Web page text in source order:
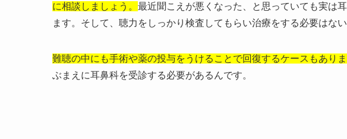
に相談しましょう。 最近聞こえが悪くなった、と思っていても実は
ます。そして、聴力をしっかり検査してもらい治療をする必要はな
難聴の中にも手術や薬の投与をうけることで回復するケースもありま
ぶまえに耳鼻科を受診する必要があるんです。